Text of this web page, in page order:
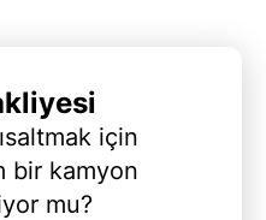
için
bir kamyon
mu?